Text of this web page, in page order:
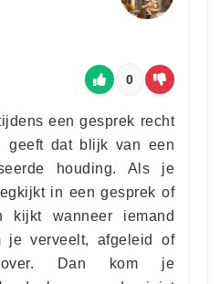
0
een gesprek recht
geeft dat blijk van een
houding. Als je
in een gesprek of
kijkt wanneer iemand
je verveelt, afgeleid of
over. Dan kom je